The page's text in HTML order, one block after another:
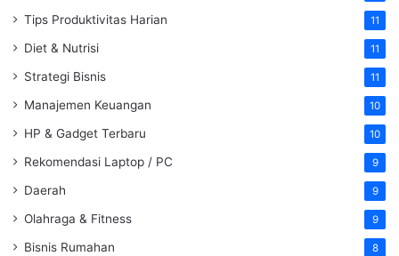
Tips Produktivitas Harian 11
Diet & Nutrisi 11
Strategi Bisnis 11
Manajemen Keuangan 10
HP & Gadget Terbaru 10
Rekomendasi Laptop / PC 9
Daerah 9
Olahraga & Fitness 9
Bisnis Rumahan 8